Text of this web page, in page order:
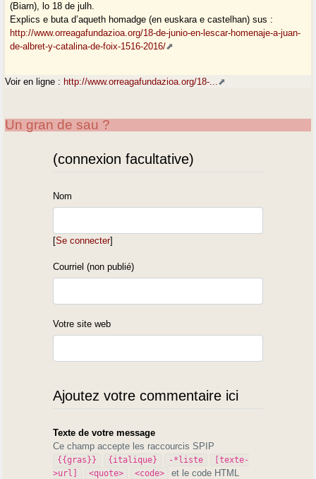
(Biarn), lo 18 de julh.
Explics e buta d’aqueth homadge (en euskara e castelhan) sus :
http://www.orreagafundazioa.org/18-de-junio-en-lescar-homenaje-a-juan-
de-albret-y-catalina-de-foix-1516-2016/
Voir en ligne : http://www.orreagafundazioa.org/18-...
Un gran de sau ?
(connexion facultative)
Nom
[Se connecter]
Courriel (non publié)
Votre site web
Ajoutez votre commentaire ici
Texte de votre message
Ce champ accepte les raccourcis SPIP
{{gras}} {italique} -*liste
[texte-
>url]
<quote> <code> et le code HTML